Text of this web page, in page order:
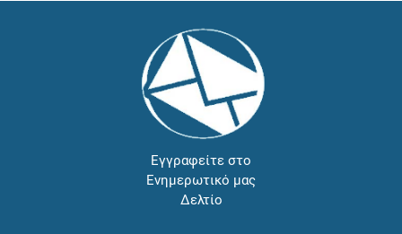
Εγγραφείτε στο
Ενημερωτικό μας
Δελτίο